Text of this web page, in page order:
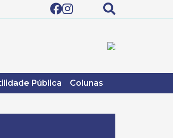
Pública Colunas